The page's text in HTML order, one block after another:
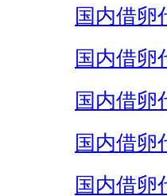
国内借卵
国内借卵
国内借卵
国内借卵
国内借卵